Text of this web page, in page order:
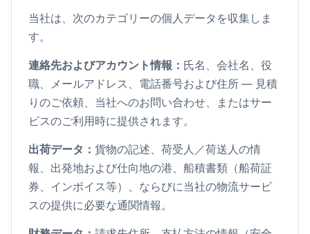
当社は、次のカテゴリーの個人データを収集しま
す。
連絡先およびアカウント情報： 氏名、会社名、役
職、メールアドレス、電話番号および住所 — 見積
りのご依頼、当社へのお問い合わせ、またはサー
ビスのご利用時に提供されます。
出荷データ： 貨物の記述、荷受人／荷送人の情
報、出発地および仕向地の港、船積書類（船荷証
券、インボイス等）、ならびに当社の物流サービ
スの提供に必要な通関情報。